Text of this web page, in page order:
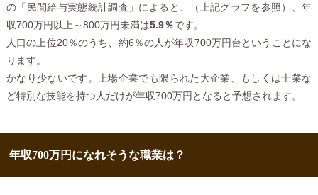
の「民間給与実態統計調査」によると、（上記グラフを参照）、年
収700万円以上～800万円未満は5.9％です。
人口の上位20％のうち、約6％の人が年収700万円台ということにな
ります。
かなり少ないです。上場企業でも限られた大企業、もしくは士業な
ど特別な技能を持つ人だけが年収700万円となると予想されます。
年収700万円になれそうな職業は？